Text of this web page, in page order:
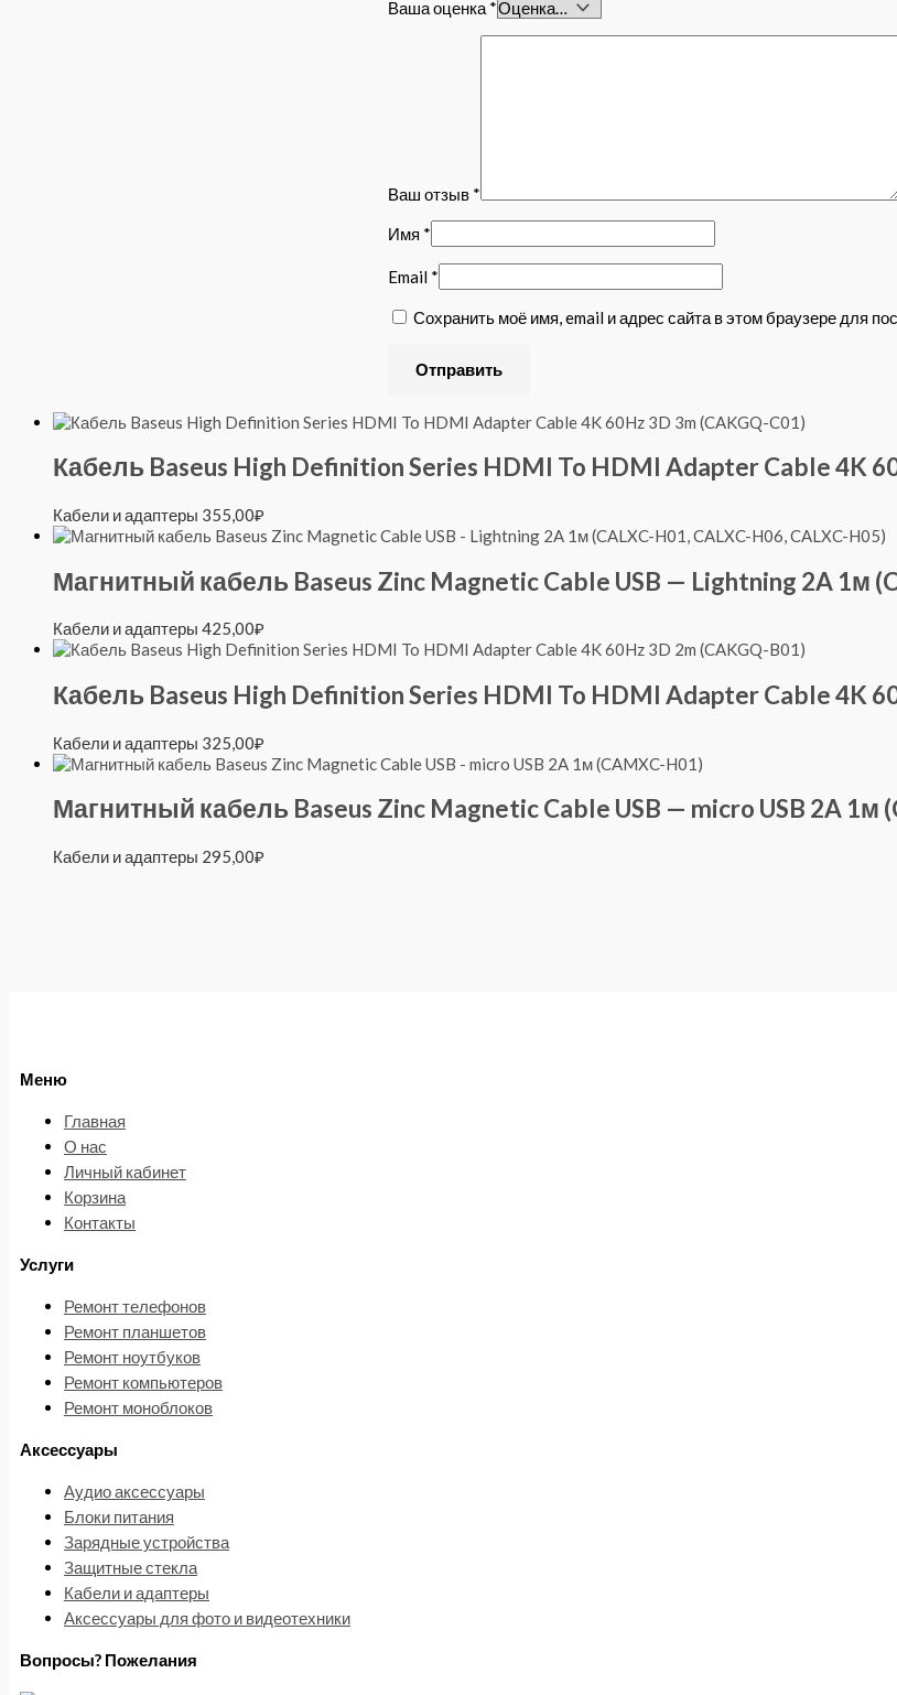
Ваша оценка *
Ваш отзыв *
Имя *
Email *
Сохранить моё имя, email и адрес сайта в этом браузере для
Кабель Baseus High Definition Series HDMI To HDMI Adapter Cable 4K
Кабели и адаптеры 355,00₽
Магнитный кабель Baseus Zinc Magnetic Cable USB — Lightning 2A 1м
Кабели и адаптеры 425,00₽
Кабель Baseus High Definition Series HDMI To HDMI Adapter Cable 4K
Кабели и адаптеры 325,00₽
Магнитный кабель Baseus Zinc Magnetic Cable USB — micro USB 2A 1м
Кабели и адаптеры 295,00₽
Меню
Главная
О нас
Личный кабинет
Корзина
Контакты
Услуги
Ремонт телефонов
Ремонт планшетов
Ремонт ноутбуков
Ремонт компьютеров
Ремонт моноблоков
Аксессуары
Аудио аксессуары
Блоки питания
Зарядные устройства
Защитные стекла
Кабели и адаптеры
Аксессуары для фото и видеотехники
Вопросы? Пожелания